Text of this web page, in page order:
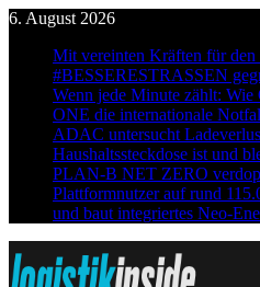
Skip
content
6. August 2026
Mit vereinten Kräften für
#BESSERESTRASSEN
Wenn jede Minute zählt:
ONE die internationale
ADAC untersucht
Haushaltssteckdose ist und
PLAN-B NET ZERO
Plattformnutzer auf rund
und baut integriertes Neo-